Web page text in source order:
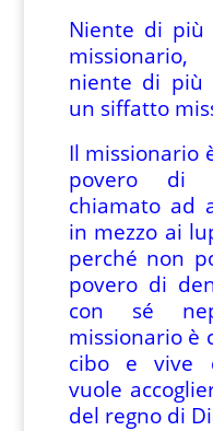
Niente di
niente di più
un siffatto
Il missionario
povero di
chiamato ad
in mezzo ai
perché non
povero di
con sé
missionario è
cibo e vive
vuole
del regno di